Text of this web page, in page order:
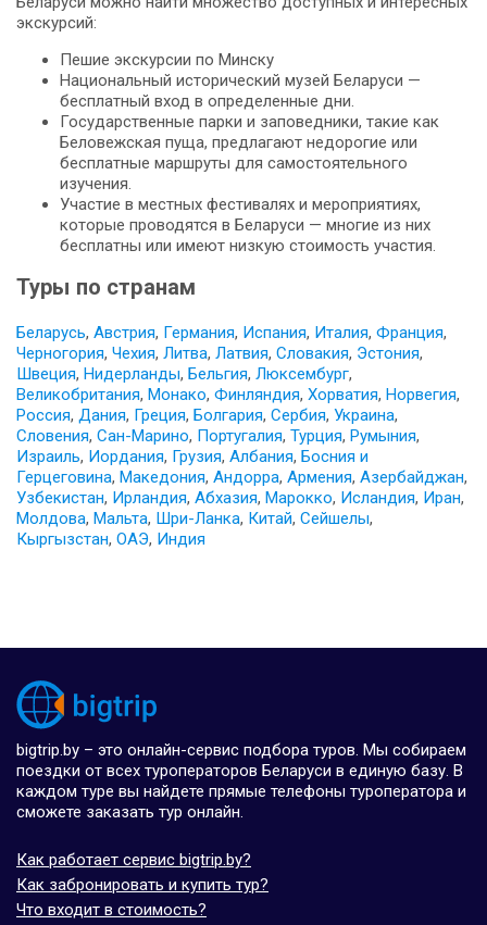
экскурсий:
Пешие экскурсии по Минску
Национальный исторический музей Беларуси —
бесплатный вход в определенные дни.
Государственные парки и заповедники, такие как
Беловежская пуща, предлагают недорогие или
бесплатные маршруты для самостоятельного
изучения.
Участие в местных фестивалях и мероприятиях,
которые проводятся в Беларуси — многие из них
бесплатны или имеют низкую стоимость участия.
Туры по странам
Беларусь, Австрия, Германия, Испания, Италия, Франция,
Черногория, Чехия, Литва, Латвия, Словакия, Эстония,
Швеция, Нидерланды, Бельгия, Люксембург,
Великобритания, Монако, Финляндия, Хорватия, Норвегия,
Россия, Дания, Греция, Болгария, Сербия, Украина,
Словения, Сан-Марино, Португалия, Турция, Румыния,
Израиль, Иордания, Грузия, Албания, Босния и
Герцеговина, Македония, Андорра, Армения, Азербайджан,
Узбекистан, Ирландия, Абхазия, Марокко, Исландия, Иран,
Молдова, Мальта, Шри-Ланка, Китай, Сейшелы,
Кыргызстан, ОАЭ, Индия
bigtrip.by – это онлайн-сервис подбора туров. Мы собираем
поездки от всех туроператоров Беларуси в единую базу. В
каждом туре вы найдете прямые телефоны туроператора и
сможете заказать тур онлайн.
Как работает сервис bigtrip.by?
Как забронировать и купить тур?
Что входит в стоимость?